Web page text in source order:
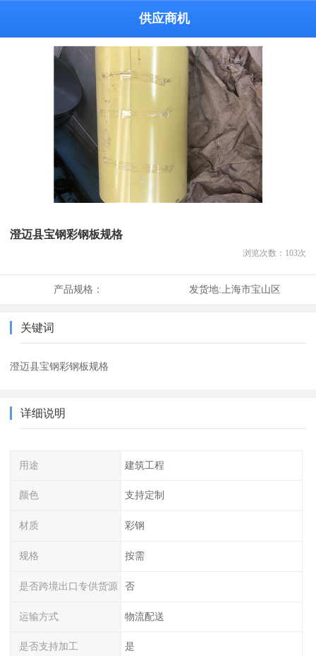
供应商机
澄迈县宝钢彩钢板规格
浏览次数： 103次
产品规格： 发货地:上海市宝山区
关键词
澄迈县宝钢彩钢板规格
详细说明
用途 建筑工程
颜色 支持定制
材质 彩钢
规格 按需
是否跨境出口专供货源 否
运输方式 物流配送
是否支持加工 是